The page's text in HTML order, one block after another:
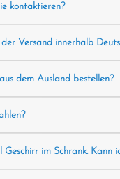
kontaktieren?
Versand innerhalb
dem Ausland bestellen?
Geschirr im Schrank. Kann